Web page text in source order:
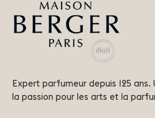
Expert parfumeur depuis 125
la passion pour les arts et la